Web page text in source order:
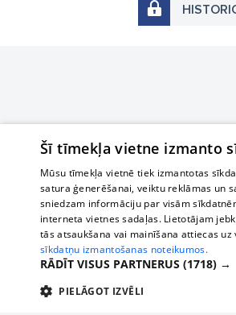
Šī tīmekļa vietne izmanto
Mūsu tīmekļa vietnē tiek izmantotas
satura ģenerēšanai, veiktu reklāmas un
sniedzam informāciju par visām
interneta vietnes sadaļas. Lietotājam
tās atsaukšana vai mainīšana attiecas
sīkdatņu izmantošanas noteikumos.
RĀDĪT VISUS PARTNERUS (1718) →
PIELĀGOT IZVĒLI